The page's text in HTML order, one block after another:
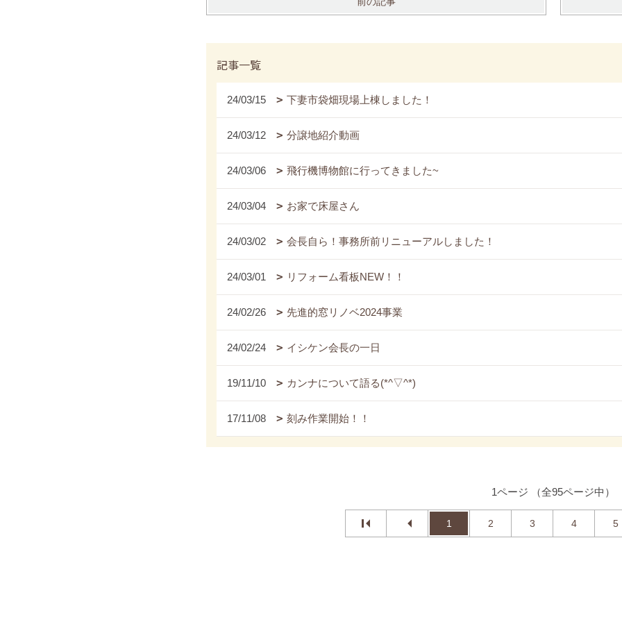
記事一覧
24/03/15 下妻市袋畑現場上棟しました！
24/03/12 分譲地紹介動画
24/03/06 飛行機博物館に行ってきました~
24/03/04 お家で床屋さん
24/03/02 会長自ら！事務所前リニューアルしました！
24/03/01 リフォーム看板NEW！！
24/02/26 先進的窓リノベ2024事業
24/02/24 イシケン会長の一日
19/11/10 カンナについて語る(*^▽^*)
17/11/08 刻み作業開始！！
1ページ （全95ページ中）
1 2 3 4 5